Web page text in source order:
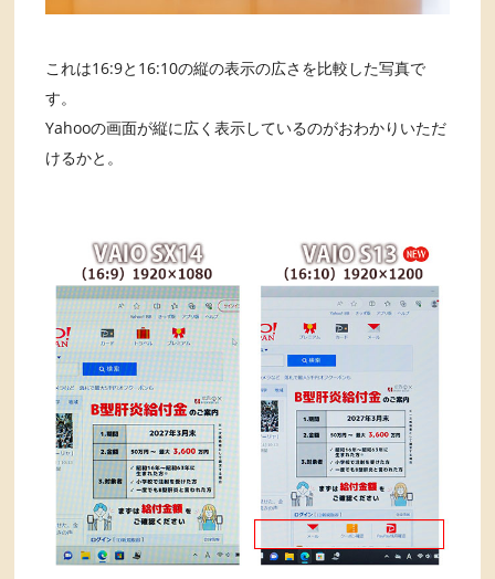
これは16:9と16:10の縦の表示の広さを比較した写真で
す。
Yahooの画面が縦に広く表示しているのがおわかりいただ
けるかと。